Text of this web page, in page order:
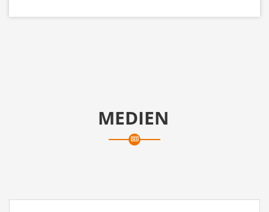
MEDIEN